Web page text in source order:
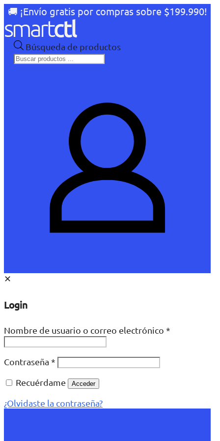
🚚 ¡Envío gratis por compras sobre $199.990!
Búsqueda de productos
✕
Login
Nombre de usuario o correo electrónico *
Contraseña *
Recuérdame
Acceder
¿Olvidaste la contraseña?